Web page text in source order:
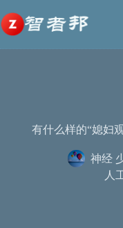
至
内
容
有什么样的“媳妇
神经
人